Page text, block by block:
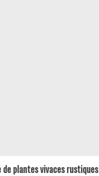
de plantes vivaces rustiques